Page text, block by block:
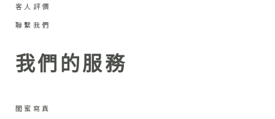
客人評價
聯繫我們
我們的服務
閨蜜寫真